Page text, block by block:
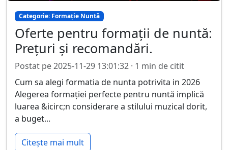
Categorie: Formație Nuntă
Oferte pentru formații de nuntă:
Prețuri și recomandări.
Postat pe 2025-11-29 13:01:32 · 1 min de citit
Cum sa alegi formatia de nunta potrivita in 2026
Alegerea formației perfecte pentru nuntă implică
luarea &icirc;n considerare a stilului muzical dorit,
a buget...
Citește mai mult